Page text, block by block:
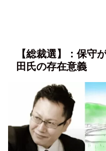
【総裁選】：保守
田氏の存在意義